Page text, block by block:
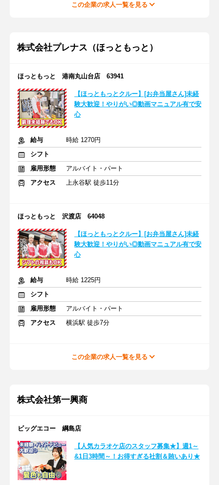
この企業の求人一覧を見る
株式会社プレナス（ほっともっと）
ほっともっと 港南丸山台店 63941
【ほっともっとクルー】[お弁当屋さん]未経
験大歓迎！やりがい◎動画マニュアル有で安
心
給与
時給 1270円
シフト
雇用形態
アルバイト・パート
アクセス
上永谷駅 徒歩11分
ほっともっと 沢渡店 64048
【ほっともっとクルー】[お弁当屋さん]未経
験大歓迎！やりがい◎動画マニュアル有で安
心
給与
時給 1225円
シフト
雇用形態
アルバイト・パート
アクセス
横浜駅 徒歩7分
この企業の求人一覧を見る
株式会社第一興商
ビッグエコー 綱島店
【人気カラオケ店のスタッフ募集★】週1～
&1日3時間～！お得すぎる社割＆賄いあり★